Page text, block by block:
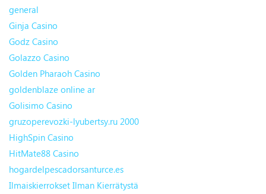
general
Ginja Casino
Godz Casino
Golazzo Casino
Golden Pharaoh Casino
goldenblaze online ar
Golisimo Casino
gruzoperevozki-lyubertsy.ru 2000
HighSpin Casino
HitMate88 Casino
hogardelpescadorsanturce.es
Ilmaiskierrokset Ilman Kierrätystä